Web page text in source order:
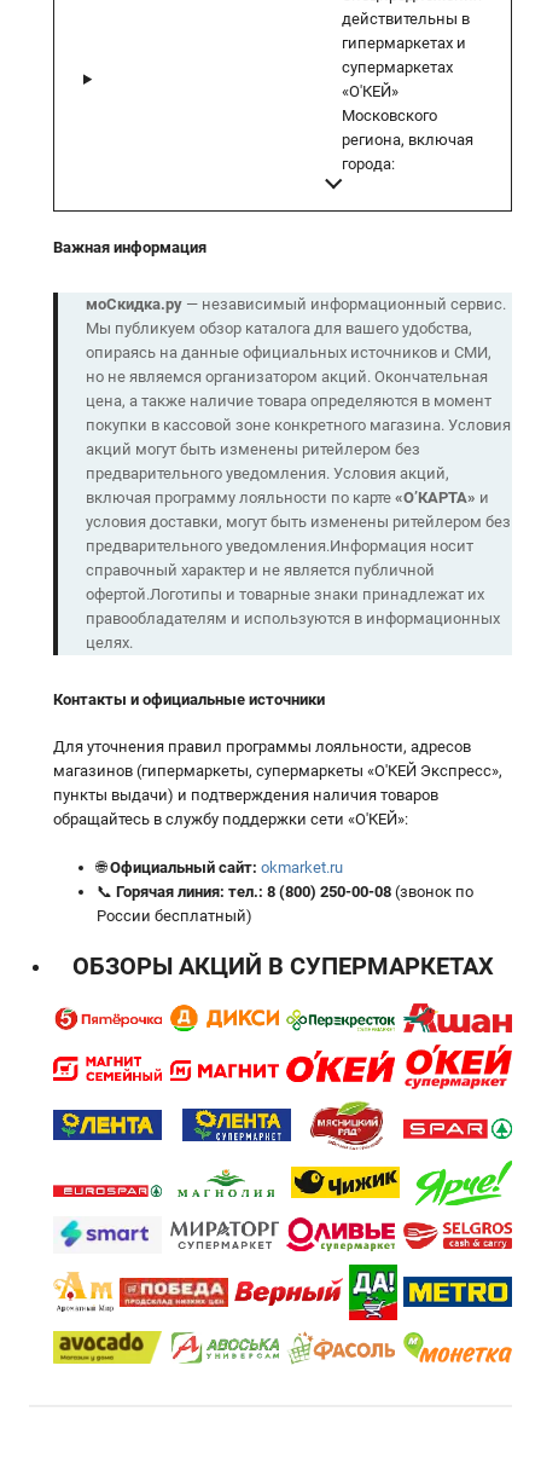
действительны в
гипермаркетах и
супермаркетах
«О'КЕЙ»
Московского
региона, включая
города:
Важная информация
моСкидка.ру— независимый информационный сервис.
Мы публикуем обзор каталога для вашего удобства,
опираясь на данные официальных источников и СМИ,
но не являемся организатором акций. Окончательная
цена, а также наличие товара определяются в момент
покупки в кассовой зоне конкретного магазина. Условия
акций могут быть изменены ритейлером без
предварительного уведомления. Условия акций,
включая программу лояльности по карте «О’КАРТА» и
условия доставки, могут быть изменены ритейлером без
предварительного уведомления.Информация носит
справочный характер и не является публичной
офертой.Логотипы и товарные знаки принадлежат их
правообладателям и используются в информационных
целях.
Контакты и официальные источники
Для уточнения правил программы лояльности, адресов
магазинов (гипермаркеты, супермаркеты «О'КЕЙ Экспресс»,
пункты выдачи) и подтверждения наличия товаров
обращайтесь в службу поддержки сети «О'КЕЙ»:
🌐Официальный сайт: okmarket.ru
📞 Горячая линия: тел.: 8 (800) 250-00-08(звонок по
России бесплатный)
ОБЗОРЫ АКЦИЙ В СУПЕРМАРКЕТАХ